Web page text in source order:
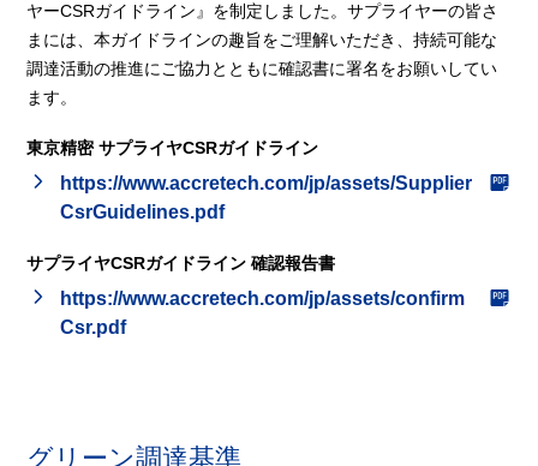
ヤーCSRガイドライン』を制定しました。サプライヤーの皆さ
まには、本ガイドラインの趣旨をご理解いただき、持続可能な
調達活動の推進にご協力とともに確認書に署名をお願いしてい
ます。
東京精密 サプライヤCSRガイドライン
https://www.accretech.com/jp/assets/Supplier
CsrGuidelines.pdf
サプライヤCSRガイドライン 確認報告書
https://www.accretech.com/jp/assets/confirm
Csr.pdf
グリーン調達基準